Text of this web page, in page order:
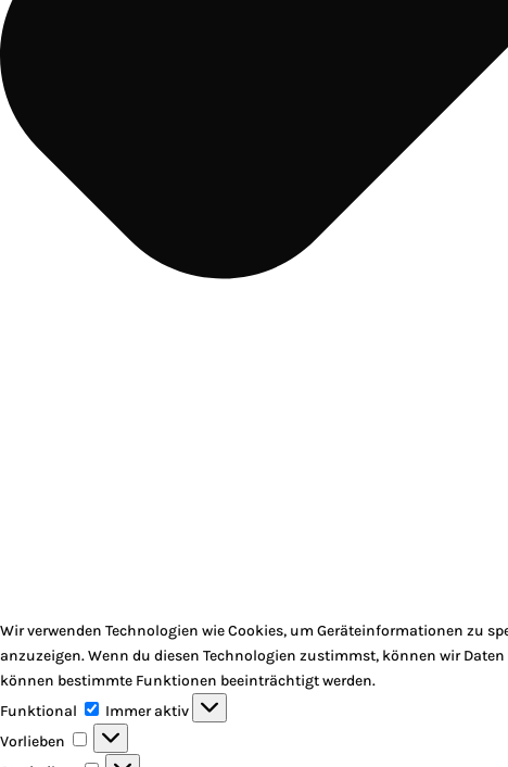
Wir verwenden Technologien wie Cookies, um Geräteinformationen zu
anzuzeigen. Wenn du diesen Technologien zustimmst, können wir
können bestimmte Funktionen beeinträchtigt werden.
Funktional
Funktional
Immer aktiv
Vorlieben
Vorlieben